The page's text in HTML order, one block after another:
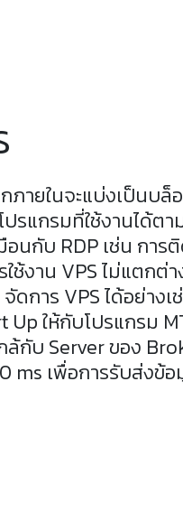
ภายในจะแบ่งเป็นบล็
รแกรมที่ใช้งานได้ต
อนกับ RDP เช่น การ
ช้งาน VPS ไม่แตกต่
การ VPS ได้อย่างเ
Up ให้กับโปรแกรม
ล้กับ Server ของ
ms เพื่อการรับส่งข้